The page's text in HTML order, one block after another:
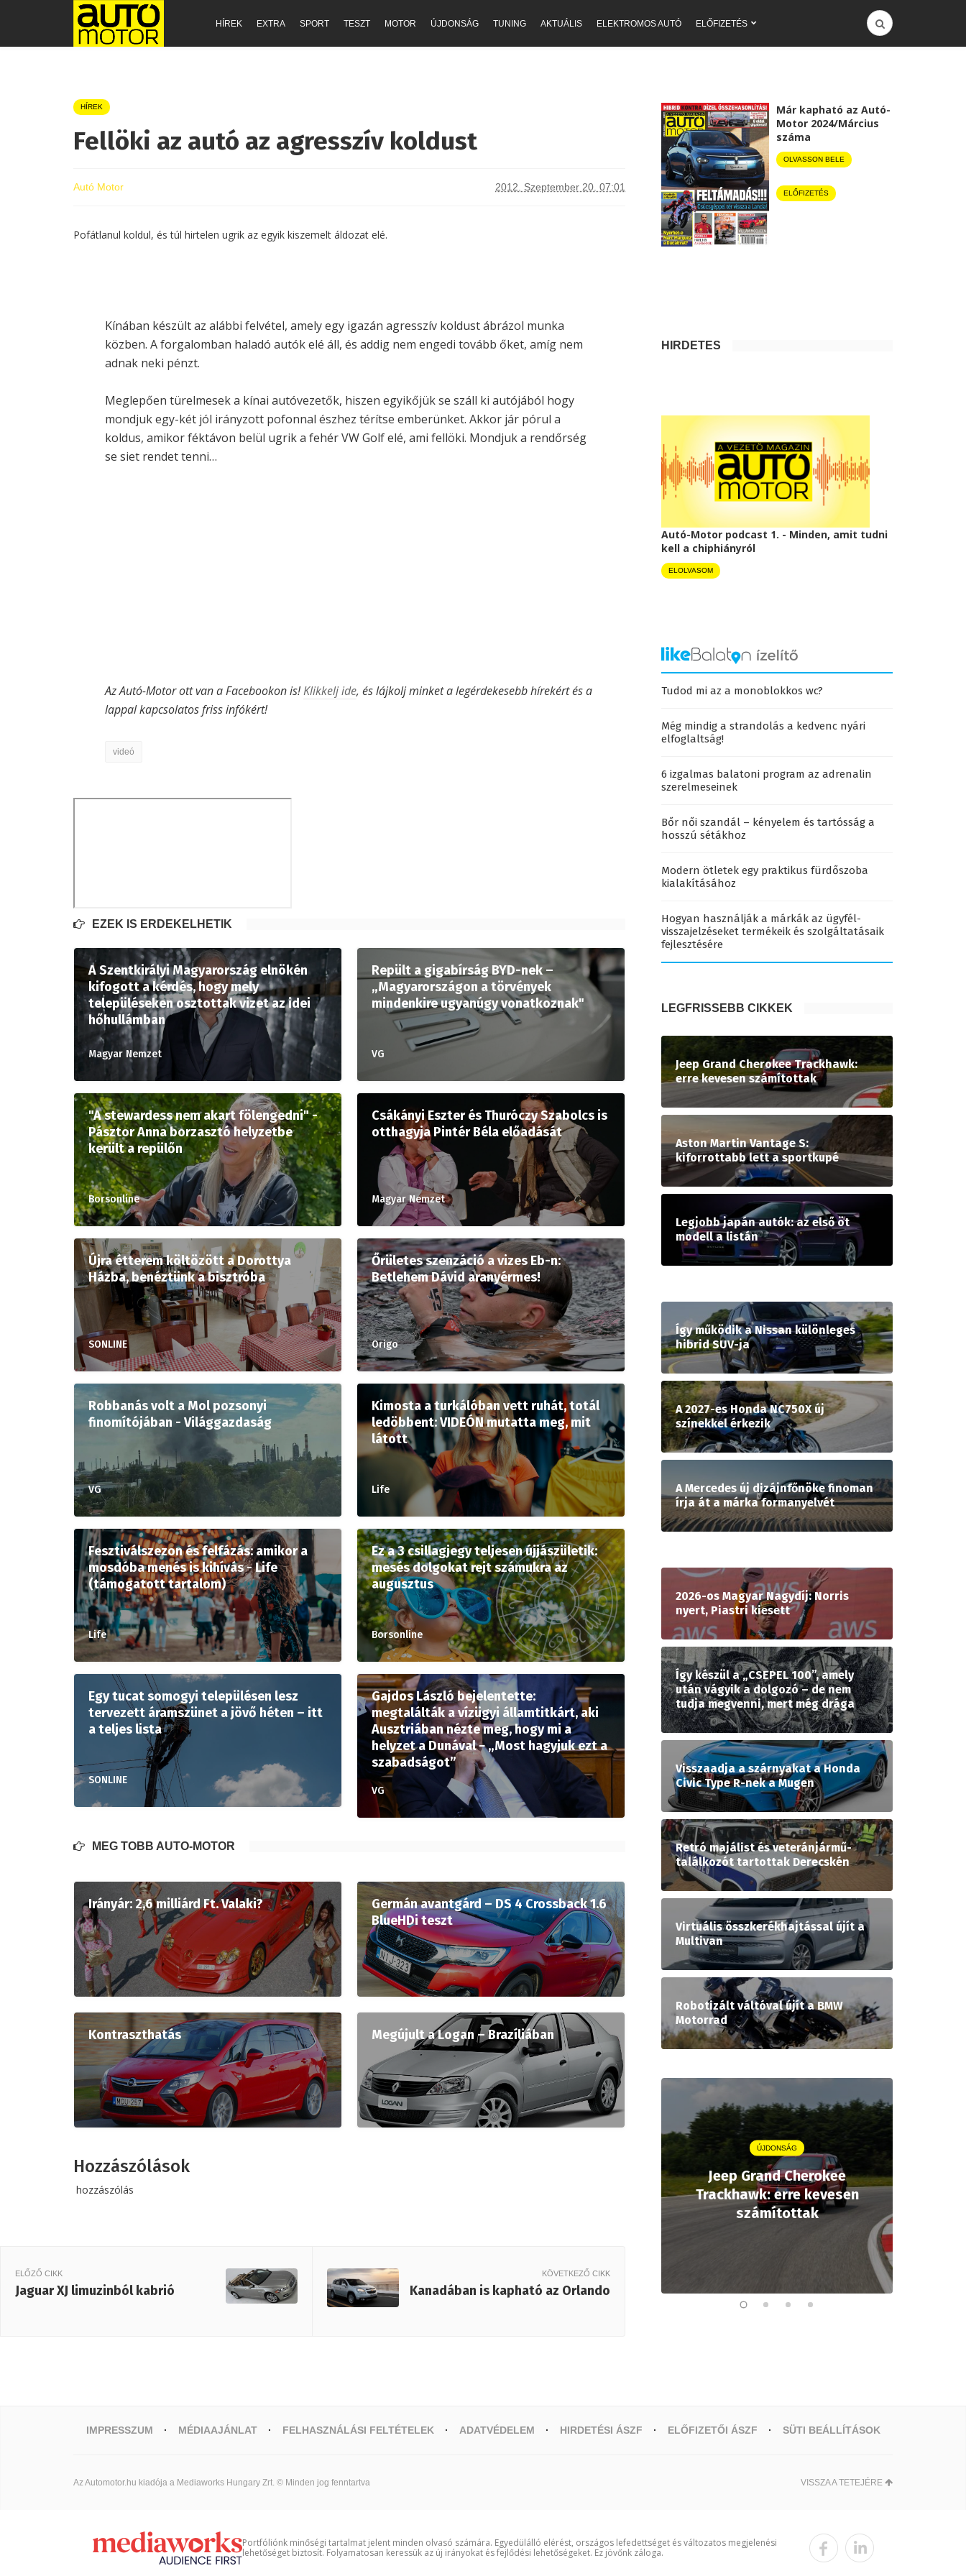
HÍREK EXTRA SPORT TESZT MOTOR ÚJDONSÁG TUNING AKTUÁLIS ELEKTROMOS AUTÓ ELŐFIZETÉS
HÍREK
Fellöki az autó az agresszív koldust
Autó Motor 2012. Szeptember 20. 07:01
Pofátlanul koldul, és túl hirtelen ugrik az egyik kiszemelt áldozat elé.
Kínában készült az alábbi felvétel, amely egy igazán agresszív koldust ábrázol munka
közben. A forgalomban haladó autók elé áll, és addig nem engedi tovább őket, amíg nem
adnak neki pénzt.
Meglepően türelmesek a kínai autóvezetők, hiszen egyikőjük se száll ki autójából hogy
mondjuk egy-két jól irányzott pofonnal észhez térítse emberünket. Akkor jár pórul a
koldus, amikor féktávon belül ugrik a fehér VW Golf elé, ami fellöki. Mondjuk a rendőrség
se siet rendet tenni…
Az Autó-Motor ott van a Facebookon is!Klikkelj ide, és lájkolj minket a legérdekesebb hírekért és a
lappal kapcsolatos friss infókért!
videó
EZEK IS ÉRDEKELHETIK
A Szentkirályi Magyarország elnökén
kifogott a kérdés, hogy mely
településeken osztottak vizet az idei
hőhullámban
Magyar Nemzet
Repült a gigabírság BYD-nek –
„Magyarországon a törvények
mindenkire ugyanúgy vonatkoznak"
VG
"A stewardess nem akart fölengedni" -
Pásztor Anna borzasztó helyzetbe
került a repülőn
Borsonline
Csákányi Eszter és Thuróczy Szabolcs is
otthagyja Pintér Béla előadását
Magyar Nemzet
Újra étterem költözött a Dorottya
Házba, benéztünk a bisztróba
SONLINE
Őrületes szenzáció a vizes Eb-n:
Betlehem Dávid aranyérmes!
Origo
Robbanás volt a Mol pozsonyi
finomítójában - Világgazdaság
VG
Kimosta a turkálóban vett ruhát, totál
ledöbbent: VIDEÓN mutatta meg, mit
látott
Life
Fesztiválszezon és felfázás: amikor a
mosdóba menés is kihívás - Life
(támogatott tartalom)
Life
Ez a 3 csillagjegy teljesen újjászületik:
mesés dolgokat rejt számukra az
augusztus
Borsonline
Egy tucat somogyi településen lesz
tervezett áramszünet a jövő héten – itt
a teljes lista
SONLINE
Gajdos László bejelentette:
megtalálták a vízügyi államtitkárt, aki
Ausztriában nézte meg, hogy mi a
helyzet a Dunával − „Most hagyjuk ezt a
szabadságot”
VG
MÉG TÖBB AUTÓ-MOTOR
Irányár: 2,6 milliárd Ft. Valaki?
Germán avantgárd – DS 4 Crossback 1.6
BlueHDi teszt
Kontraszthatás Megújult a Logan – Brazíliában
Hozzászólások
hozzászólás
ELŐZŐ CIKK
Jaguar XJ limuzinból kabrió
KÖVETKEZŐ CIKK
Kanadában is kapható az Orlando
Már kapható az Autó-
Motor 2024/Március
száma
OLVASSON BELE
ELŐFIZETÉS
HIRDETÉS
Autó-Motor podcast 1. - Minden, amit tudni
kell a chiphiányról
ELOLVASOM
Tudod mi az a monoblokkos wc?
Még mindig a strandolás a kedvenc nyári
elfoglaltság!
6 izgalmas balatoni program az adrenalin
szerelmeseinek
Bőr női szandál – kényelem és tartósság a
hosszú sétákhoz
Modern ötletek egy praktikus fürdőszoba
kialakításához
Hogyan használják a márkák az ügyfél-
visszajelzéseket termékeik és szolgáltatásaik
fejlesztésére
LEGFRISSEBB CIKKEK
Jeep Grand Cherokee Trackhawk:
erre kevesen számítottak
Aston Martin Vantage S:
kiforrottabb lett a sportkupé
Legjobb japán autók: az első öt
modell a listán
Így működik a Nissan különleges
hibrid SUV-ja
A 2027-es Honda NC750X új
színekkel érkezik
A Mercedes új dizájnfőnöke finoman
írja át a márka formanyelvét
2026-os Magyar Nagydíj: Norris
nyert, Piastri kiesett
Így készül a „CSEPEL 100”, amely
után vágyik a dolgozó – de nem
tudja megvenni, mert még drága
Visszaadja a szárnyakat a Honda
Civic Type R-nek a Mugen
Retró majálist és veteránjármű-
találkozót tartottak Derecskén
Virtuális összkerékhajtással újít a
Multivan
Robotizált váltóval újít a BMW
Motorrad
ÚJDONSÁG
Jeep Grand Cherokee
Trackhawk: erre kevesen
számítottak
IMPRESSZUM MÉDIAAJÁNLAT FELHASZNÁLÁSI FELTÉTELEK ADATVÉDELEM HIRDETÉSI ÁSZF ELŐFIZETŐI ÁSZF SÜTI BEÁLLÍTÁSOK
Az Automotor.hu kiadója a Mediaworks Hungary Zrt. © Minden jog fenntartva VISSZA A TETEJÉRE
Portfóliónk minőségi tartalmat jelent minden olvasó számára. Egyedülálló elérést, országos lefedettséget és változatos megjelenési
lehetőséget biztosít. Folyamatosan keressük az új irányokat és fejlődési lehetőségeket. Ez jövőnk záloga.